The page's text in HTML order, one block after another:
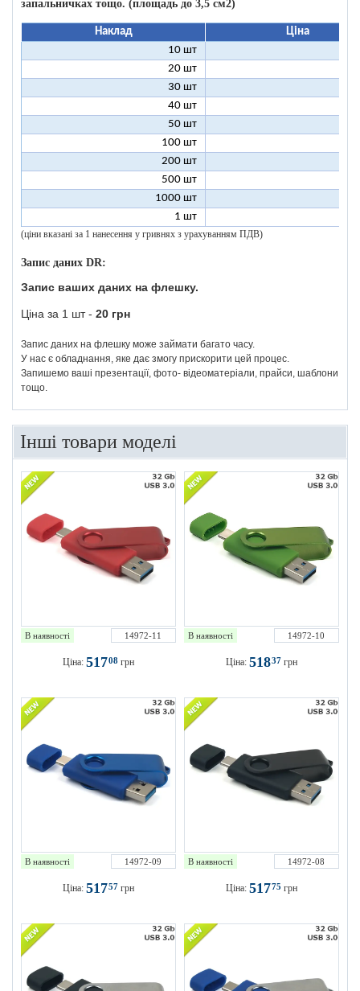
запальничках тощо. (площадь до 3,5 см2)
Наклад
Ціна
10 шт
20 шт
30 шт
40 шт
50 шт
100 шт
200 шт
500 шт
1000 шт
1 шт
(ціни вказані за 1 нанесення у гривнях з урахуванням ПДВ)
Запис даних DR:
Запис ваших даних на флешку.
Ціна за 1 шт - 20 грн
Запис даних на флешку може займати багато часу.
У нас є обладнання, яке дає змогу прискорити цей процес.
Запишемо ваші презентації, фото- відеоматеріали, прайси, шаблони
тощо.
Інші товари моделі
В наявності 14972-11
Ціна: 51708 грн
В наявності 14972-10
Ціна: 51837 грн
В наявності 14972-09
Ціна: 51757 грн
В наявності 14972-08
Ціна: 51775 грн